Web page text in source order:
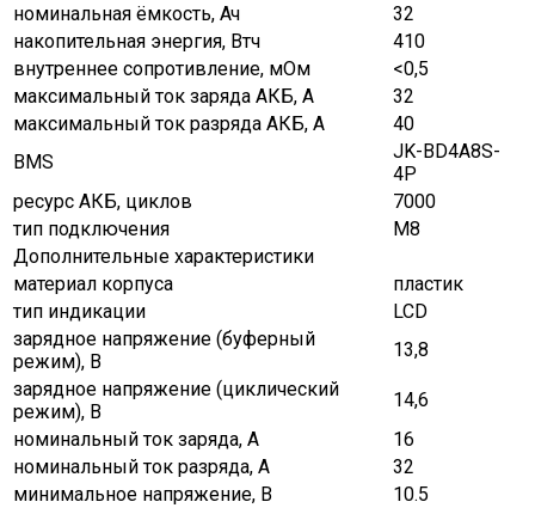
номинальная ёмкость, Ач
32
накопительная энергия, Втч
410
внутреннее сопротивление, мОм
<0,5
максимальный ток заряда АКБ, A
32
максимальный ток разряда АКБ, A
40
BMS
JK-BD4A8S-
4P
ресурс АКБ, циклов
7000
тип подключения
М8
Дополнительные характеристики
материал корпуса
пластик
тип индикации
LCD
зарядное напряжение (буферный
режим), В
13,8
зарядное напряжение (циклический
режим), В
14,6
номинальный ток заряда, А
16
номинальный ток разряда, А
32
минимальное напряжение, В
10.5